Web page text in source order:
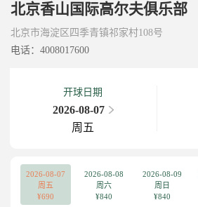
北京香山国际高尔夫俱乐部
北京市海淀区四季青镇祁家村108号
电话：4008017600
开球日期
2026-08-07
周五
2026-08-07
周五
¥690
2026-08-08
周六
¥840
2026-08-09
周日
¥840